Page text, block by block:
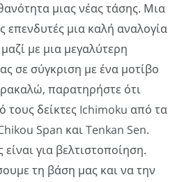
μιας νέας τάσης. Μια
επενδυτές μια καλή αναλογία
με μια μεγαλύτερη
σε σύγκριση με ένα μοτίβο
παρατηρήστε ότι
τους δείκτες Ichimoku από τα
Span και Tenkan Sen.
είναι για βελτιστοποίηση.
τη βάση μας και να την